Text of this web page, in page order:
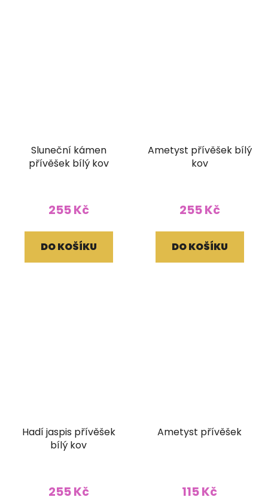
Sluneční kámen
přívěšek bílý kov
255 Kč
DO KOŠÍKU
Ametyst přívěšek bílý
kov
255 Kč
DO KOŠÍKU
Hadí jaspis přívěšek
bílý kov
255 Kč
Ametyst přívěšek
115 Kč